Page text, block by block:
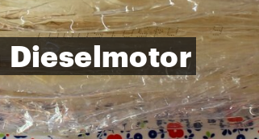
Dieselmotor